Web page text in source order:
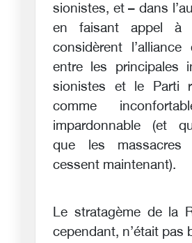
sionistes, et – dans
en faisant appel à
considèrent l’alliance
entre les principales
sionistes et le Parti
comme
impardonnable (et
que les massacres
cessent maintenant).
Le stratagème de la
cependant, n’était pas